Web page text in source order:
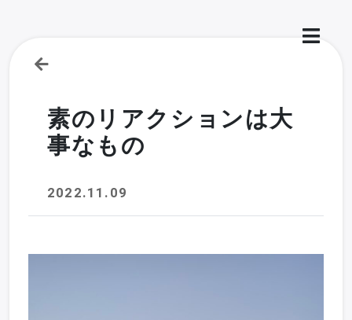
素のリアクションは大
事なもの
2022.11.09